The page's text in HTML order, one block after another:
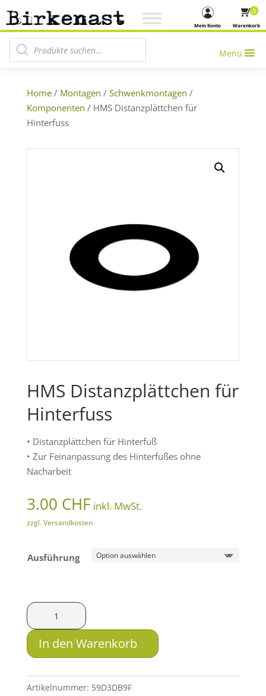
Warenkorb
0
Mein Konto
Products search
Menü
Home/ Montagen / Schwenkmontagen /
Komponenten / HMS Distanzplättchen für
Hinterfuss
HMS Distanzplättchen für
Hinterfuss
• Distanzplättchen für Hinterfuß
• Zur Feinanpassung des Hinterfußes ohne
Nacharbeit
3.00 CHF inkl. MwSt.
zzgl. Versandkosten
Ausführung
HMS
Distanzplättchen
für
Hinterfuss
In den Warenkorb
Artikelnummer: 59D3DB9F